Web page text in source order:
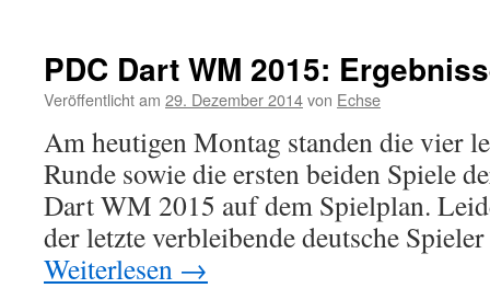
2015
–
Achtelfinale
PDC Dart WM 2015:
Veröffentlicht am 29. Dezember 2014von Echse
Am heutigen Montag standen die vier
Runde sowie die ersten beiden Spiele
Dart WM 2015 auf dem Spielplan.
der letzte verbleibende deutsche
Weiterlesen →